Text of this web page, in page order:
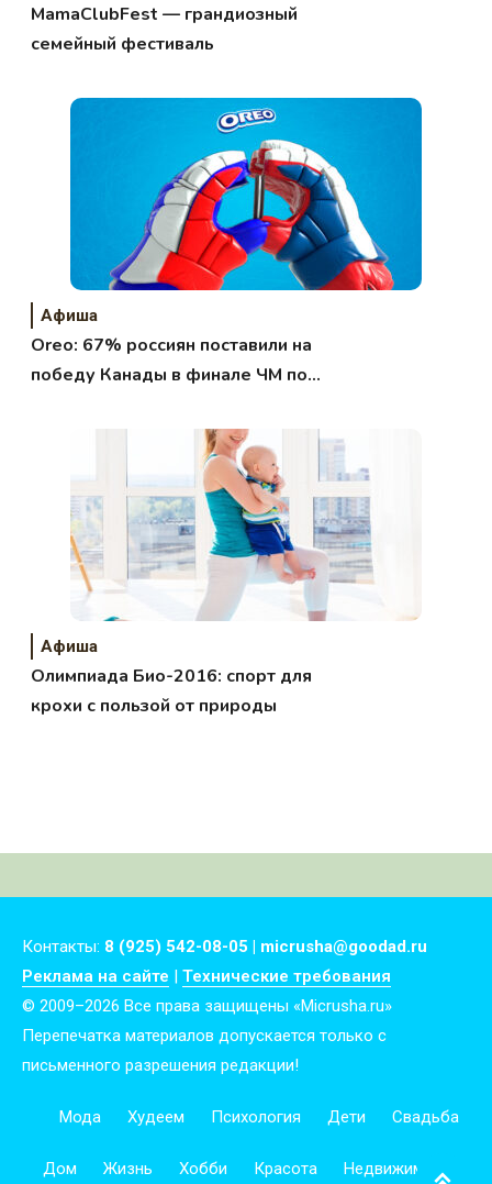
MamaClubFest — грандиозный
семейный фестиваль
Афиша
Oreo: 67% россиян поставили на
победу Канады в финале ЧМ по
Афиша
Олимпиада Био-2016: спорт для
крохи с пользой от природы
Контакты: 8 (925) 542-08-05 | micrusha@goodad.ru
Реклама на сайте | Технические требования
© 2009–2026 Все права защищены «Micrusha.ru»
Перепечатка материалов допускается только с
письменного разрешения редакции!
Мода Худеем Психология Дети Свадьба
Дом Жизнь Хобби Красота Недвижимость